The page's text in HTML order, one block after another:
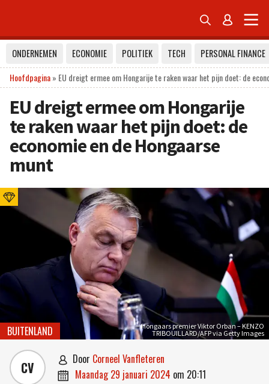
 
ONDERNEMEN ECONOMIE POLITIEK TECH
PERSONAL FINANCE
Hoofdpagina» EU dreigt ermee om Hongarije te raken waar het pijn doet: de
EU dreigt ermee om Hongarije
te raken waar het pijn doet: de
economie en de Hongaarse
munt
Hongaars premier Viktor Orban – KENZO
TRIBOUILLARD/AFP via Getty Images
BUITENLAND
CV  door Corneel Vanfleteren
 maandag 29 januari 2024 om 20:11